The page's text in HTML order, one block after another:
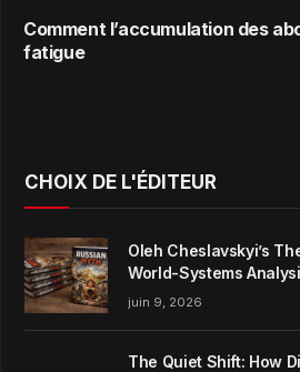
Comment l’accumulation des
fatigue
CHOIX DE L'ÉDITEUR
Oleh Cheslavskyi’s
World-Systems
juin 9, 2026
The Quiet Shift: How